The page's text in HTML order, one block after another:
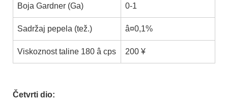
Boja Gardner (Ga) 0-1
Sadržaj pepela (tež.) â¤0,1%
Viskoznost taline 180 â cps 200 ¥
Četvrti dio: